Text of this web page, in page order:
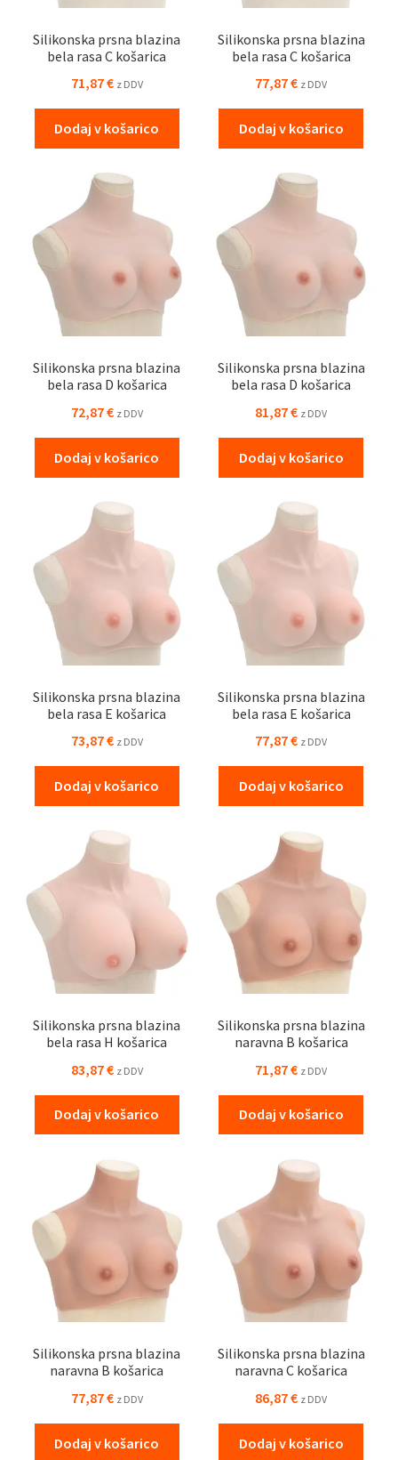
Silikonska prsna blazina
bela rasa C košarica
71,87€ z DDV
Dodaj v košarico
Silikonska prsna blazina
bela rasa C košarica
77,87€ z DDV
Dodaj v košarico
Silikonska prsna blazina
bela rasa D košarica
72,87€ z DDV
Dodaj v košarico
Silikonska prsna blazina
bela rasa D košarica
81,87€ z DDV
Dodaj v košarico
Silikonska prsna blazina
bela rasa E košarica
73,87€ z DDV
Dodaj v košarico
Silikonska prsna blazina
bela rasa E košarica
77,87€ z DDV
Dodaj v košarico
Silikonska prsna blazina
bela rasa H košarica
83,87€ z DDV
Dodaj v košarico
Silikonska prsna blazina
naravna B košarica
71,87€ z DDV
Dodaj v košarico
Silikonska prsna blazina
naravna B košarica
77,87€ z DDV
Dodaj v košarico
Silikonska prsna blazina
naravna C košarica
86,87€ z DDV
Dodaj v košarico